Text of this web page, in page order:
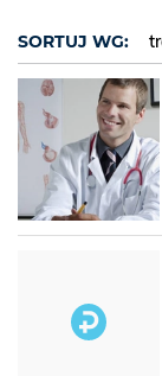
SORTUJ WG: